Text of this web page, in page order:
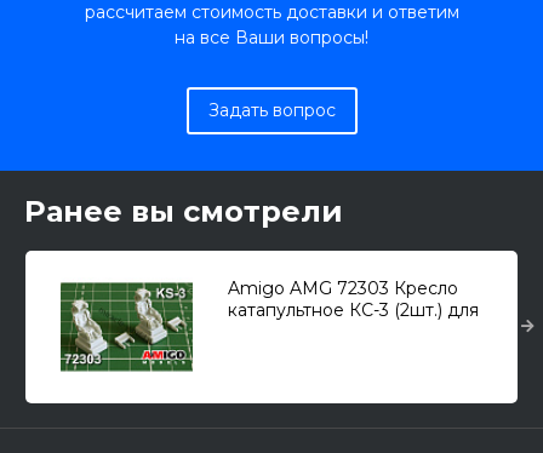
рассчитаем стоимость доставки и ответим
на все Ваши вопросы!
Задать вопрос
Ранее вы смотрели
Amigo AMG 72303 Кресло
катапультное КС-3 (2шт.) для